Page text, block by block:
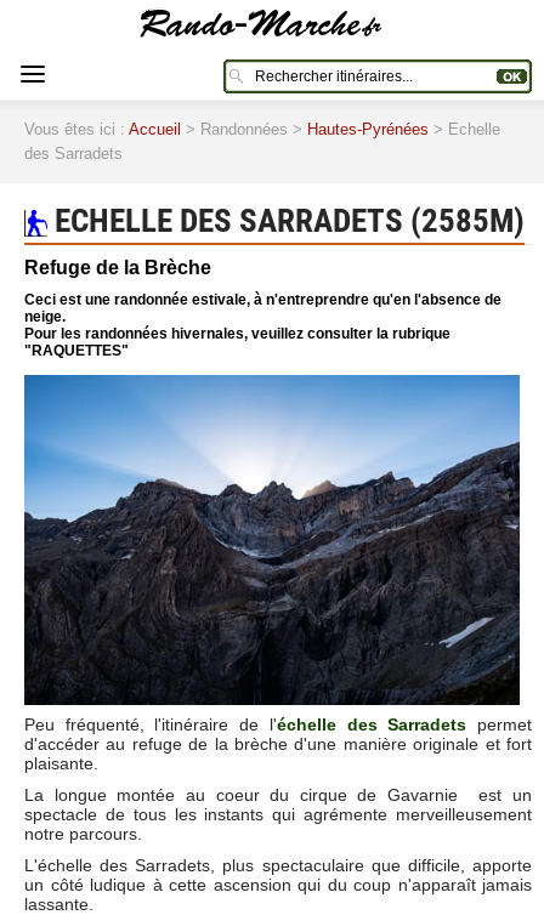
Vous êtes ici : Accueil > Randonnées > Hautes-Pyrénées > Echelle
des Sarradets
ECHELLE DES SARRADETS (2585M)
Refuge de la Brèche
Ceci est une randonnée estivale, à n'entreprendre qu'en l'absence de
neige.
Pour les randonnées hivernales, veuillez consulter la rubrique
"RAQUETTES"
Peu fréquenté, l'itinéraire de l'échelle des Sarradets permet
d'accéder au refuge de la brèche d'une manière originale et fort
plaisante.
La longue montée au coeur du cirque de Gavarnie est un
spectacle de tous les instants qui agrémente merveilleusement
notre parcours.
L'échelle des Sarradets, plus spectaculaire que difficile, apporte
un côté ludique à cette ascension qui du coup n'apparaît jamais
lassante.